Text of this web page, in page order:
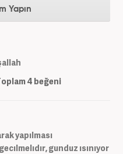
Yapın
4 beğeni
yapılması
gunduz ısınıyor